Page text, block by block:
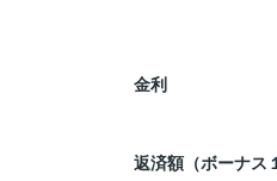
金利
返済額（ボーナス